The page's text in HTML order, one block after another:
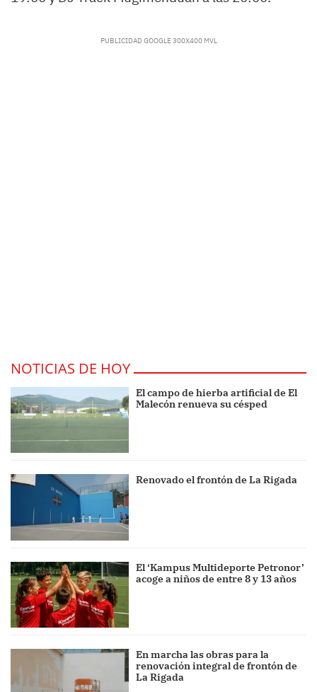
NOTICIAS DE HOY
El campo de hierba artificial de El
Malecón renueva su césped
Renovado el frontón de La Rigada
El ‘Kampus Multideporte Petronor’
acoge a niños de entre 8 y 13 años
En marcha las obras para la
renovación integral de frontón de
La Rigada